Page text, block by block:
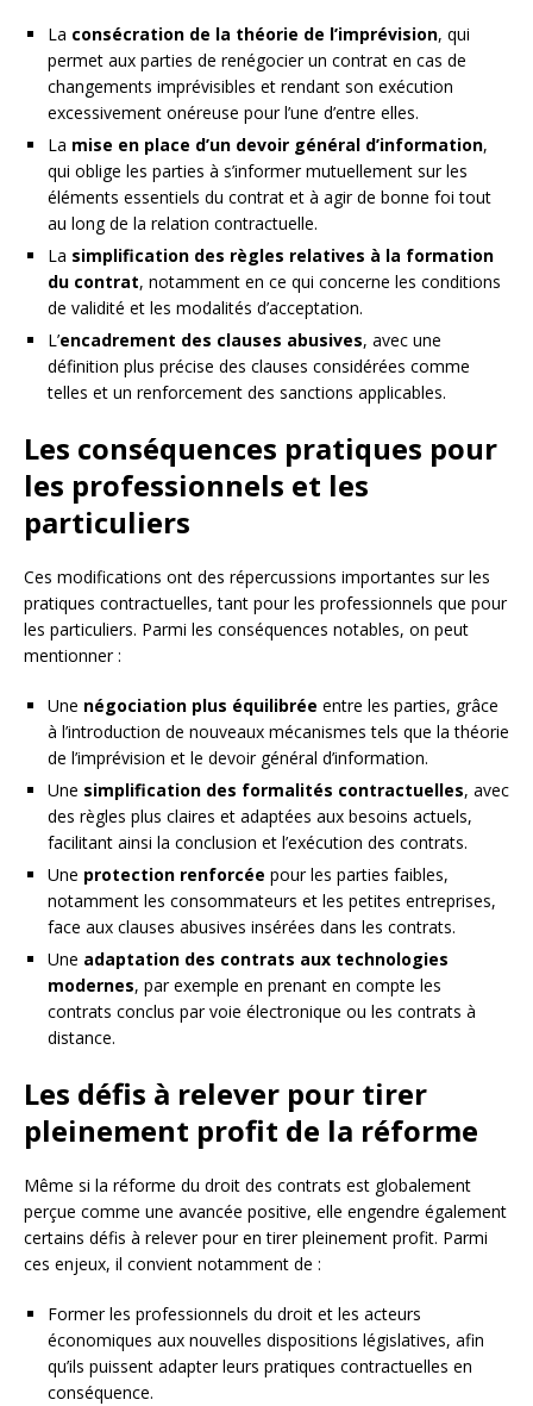
La consécration de la théorie de l’imprévision, qui
permet aux parties de renégocier un contrat en cas de
changements imprévisibles et rendant son exécution
excessivement onéreuse pour l’une d’entre elles.
La mise en place d’un devoir général d’information,
qui oblige les parties à s’informer mutuellement sur les
éléments essentiels du contrat et à agir de bonne foi tout
au long de la relation contractuelle.
La simplification des règles relatives à la formation
du contrat, notamment en ce qui concerne les conditions
de validité et les modalités d’acceptation.
L’encadrement des clauses abusives, avec une
définition plus précise des clauses considérées comme
telles et un renforcement des sanctions applicables.
Les conséquences pratiques pour
les professionnels et les
particuliers
Ces modifications ont des répercussions importantes sur les
pratiques contractuelles, tant pour les professionnels que pour
les particuliers. Parmi les conséquences notables, on peut
mentionner :
Une négociation plus équilibrée entre les parties, grâce
à l’introduction de nouveaux mécanismes tels que la théorie
de l’imprévision et le devoir général d’information.
Une simplification des formalités contractuelles, avec
des règles plus claires et adaptées aux besoins actuels,
facilitant ainsi la conclusion et l’exécution des contrats.
Une protection renforcée pour les parties faibles,
notamment les consommateurs et les petites entreprises,
face aux clauses abusives insérées dans les contrats.
Une adaptation des contrats aux technologies
modernes, par exemple en prenant en compte les
contrats conclus par voie électronique ou les contrats à
distance.
Les défis à relever pour tirer
pleinement profit de la réforme
Même si la réforme du droit des contrats est globalement
perçue comme une avancée positive, elle engendre également
certains défis à relever pour en tirer pleinement profit. Parmi
ces enjeux, il convient notamment de :
Former les professionnels du droit et les acteurs
économiques aux nouvelles dispositions législatives, afin
qu’ils puissent adapter leurs pratiques contractuelles en
conséquence.